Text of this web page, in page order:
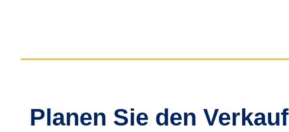
Planen Sie den Verkauf